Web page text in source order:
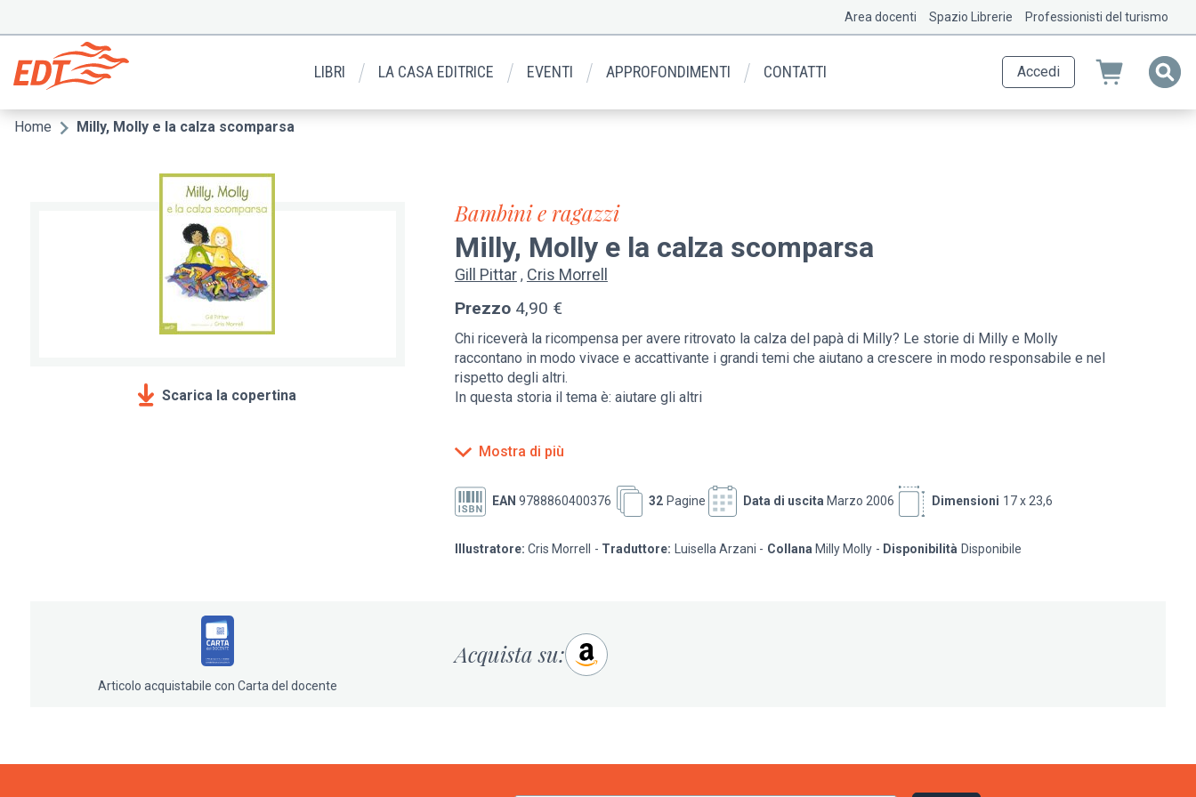
contenuto
principale
Menu
secondario
Area docenti Spazio Librerie Professionisti del turismo
LIBRI LA CASA EDITRICE EVENTI APPROFONDIMENTI CONTATTI Accedi
Briciole
Home Milly, Molly e la calza scomparsa
Scarica la copertina
Bambini e ragazzi
Milly, Molly e la calza scomparsa
Gill Pittar Cris Morrell
Prezzo 4,90 €
Chi riceverà la ricompensa per avere ritrovato la calza del papà di Milly? Le storie di Milly e Molly
raccontano in modo vivace e accattivante i grandi temi che aiutano a crescere in modo responsabile e nel
rispetto degli altri.
In questa storia il tema è: aiutare gli altri
Mostra di più
EAN 9788860400376 Pagine
32 Data di uscita Marzo 2006 Dimensioni 17 x 23,6
Illustratore: Cris Morrell Traduttore: Luisella Arzani Collana Milly Molly Disponibilità Disponibile
Acquista su:
Articolo acquistabile con Carta del docente